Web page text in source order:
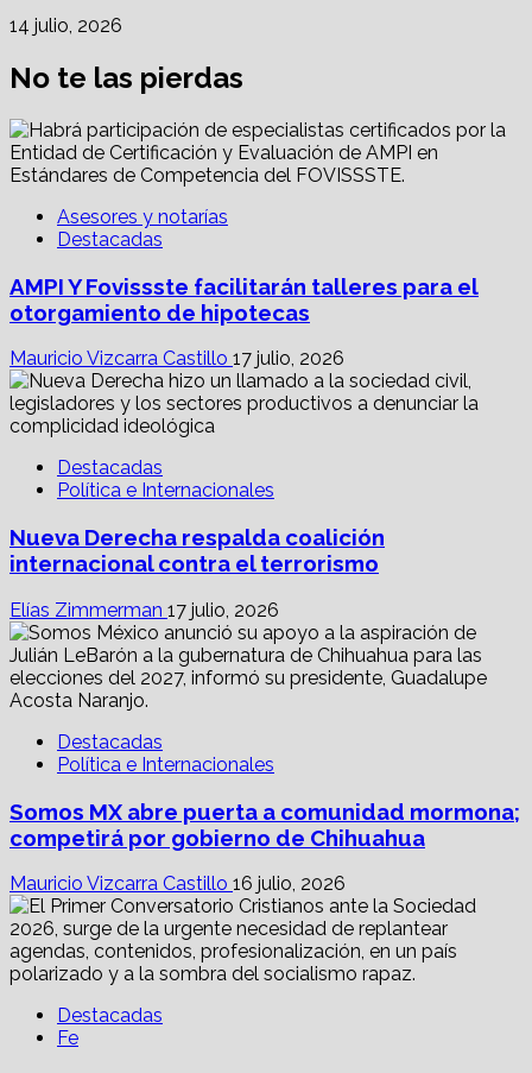
14 julio, 2026
No te las pierdas
Asesores y notarías
Destacadas
AMPI Y Fovissste facilitarán talleres para el
otorgamiento de hipotecas
Mauricio Vizcarra Castillo 17 julio, 2026
Destacadas
Política e Internacionales
Nueva Derecha respalda coalición
internacional contra el terrorismo
Elías Zimmerman 17 julio, 2026
Destacadas
Política e Internacionales
Somos MX abre puerta a comunidad mormona;
competirá por gobierno de Chihuahua
Mauricio Vizcarra Castillo 16 julio, 2026
Destacadas
Fe